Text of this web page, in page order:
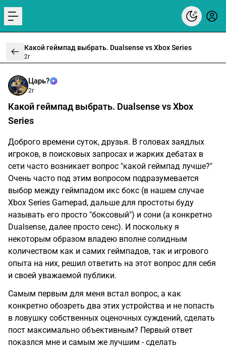
menu
Какой геймпад выбрать. Dualsense vs Xbox Series
2г
Царь?
2г
Какой геймпад выбрать. Dualsense vs Xbox
Series
Доброго времени суток, друзья. В головах заядлых
игроков, в поисковых запросах и жарких дебатах в
сети часто возникает вопрос "какой геймпад лучше?"
Очень часто под этим вопросом подразумевается
выбор между геймпадом икс бокс (в нашем случае
Xbox Series Gamepad, дальше для простоты буду
называть его просто "боксовый") и сони (а конкретно
Dualsense, далее просто сенс). И поскольку я
некоторым образом владею вполне солидным
количеством как и самих геймпадов, так и игрового
опыта на них, решил ответить на этот вопрос для себя
и своей уважаемой публики.
Самым первым для меня встал вопрос, а как
конкретно обозреть два этих устройства и не попасть
в ловушку собственных оценочных суждений, сделать
пост максимально объективным? Первый ответ
показлся мне и самым же лучшим - сделать